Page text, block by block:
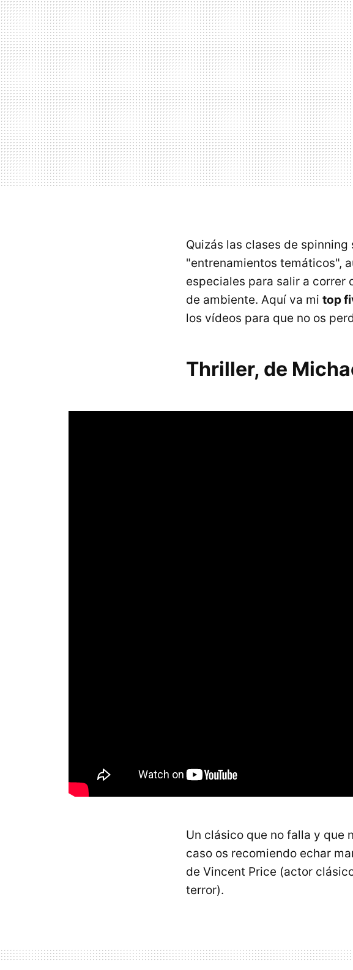
Quizás las clases de
"entrenamientos temáticos",
especiales para salir a correr
de ambiente. Aquí va mi top
los vídeos para que no os
Thriller, de
Un clásico que no falla y que
caso os recomiendo echar
de Vincent Price (actor
terror).